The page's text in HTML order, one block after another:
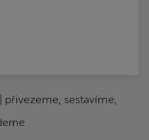
přivezeme, sestavíme,